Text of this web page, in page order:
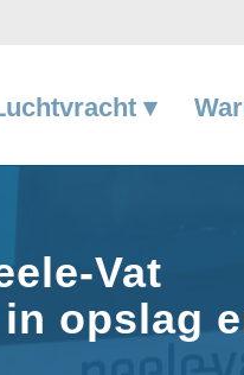
▾
Vat
opslag